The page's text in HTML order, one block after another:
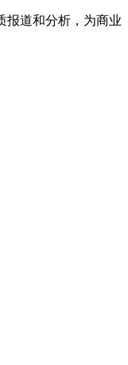
报道和分析，为商业